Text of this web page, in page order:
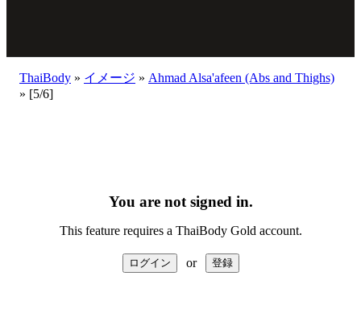
ThaiBody » イメージ » Ahmad Alsa'afeen (Abs and Thighs)
» [5/6]
You are not signed in.
This feature requires a ThaiBody Gold account.
or